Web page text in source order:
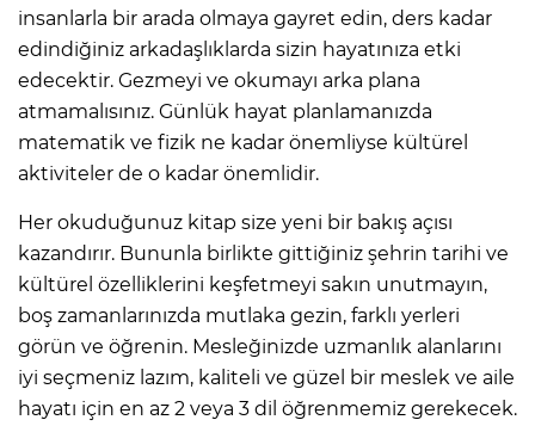
insanlarla bir arada olmaya gayret edin, ders kadar
edindiğiniz arkadaşlıklarda sizin hayatınıza etki
edecektir. Gezmeyi ve okumayı arka plana
atmamalısınız. Günlük hayat planlamanızda
matematik ve fizik ne kadar önemliyse kültürel
aktiviteler de o kadar önemlidir.
Her okuduğunuz kitap size yeni bir bakış açısı
kazandırır. Bununla birlikte gittiğiniz şehrin tarihi ve
kültürel özelliklerini keşfetmeyi sakın unutmayın,
boş zamanlarınızda mutlaka gezin, farklı yerleri
görün ve öğrenin. Mesleğinizde uzmanlık alanlarını
iyi seçmeniz lazım, kaliteli ve güzel bir meslek ve aile
hayatı için en az 2 veya 3 dil öğrenmemiz gerekecek.